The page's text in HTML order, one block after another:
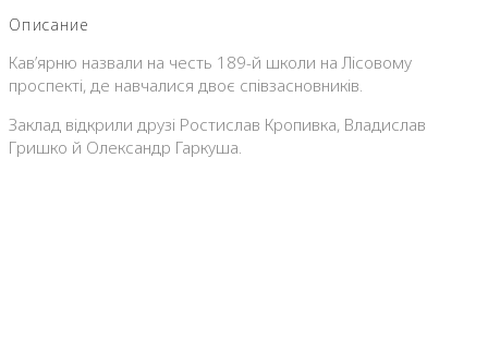
Описание
Кав’ярню назвали на честь 189-й школи на Лісовому
проспекті, де навчалися двоє співзасновників.
Заклад відкрили друзі Ростислав Кропивка, Владислав
Гришко й Олександр Гаркуша.